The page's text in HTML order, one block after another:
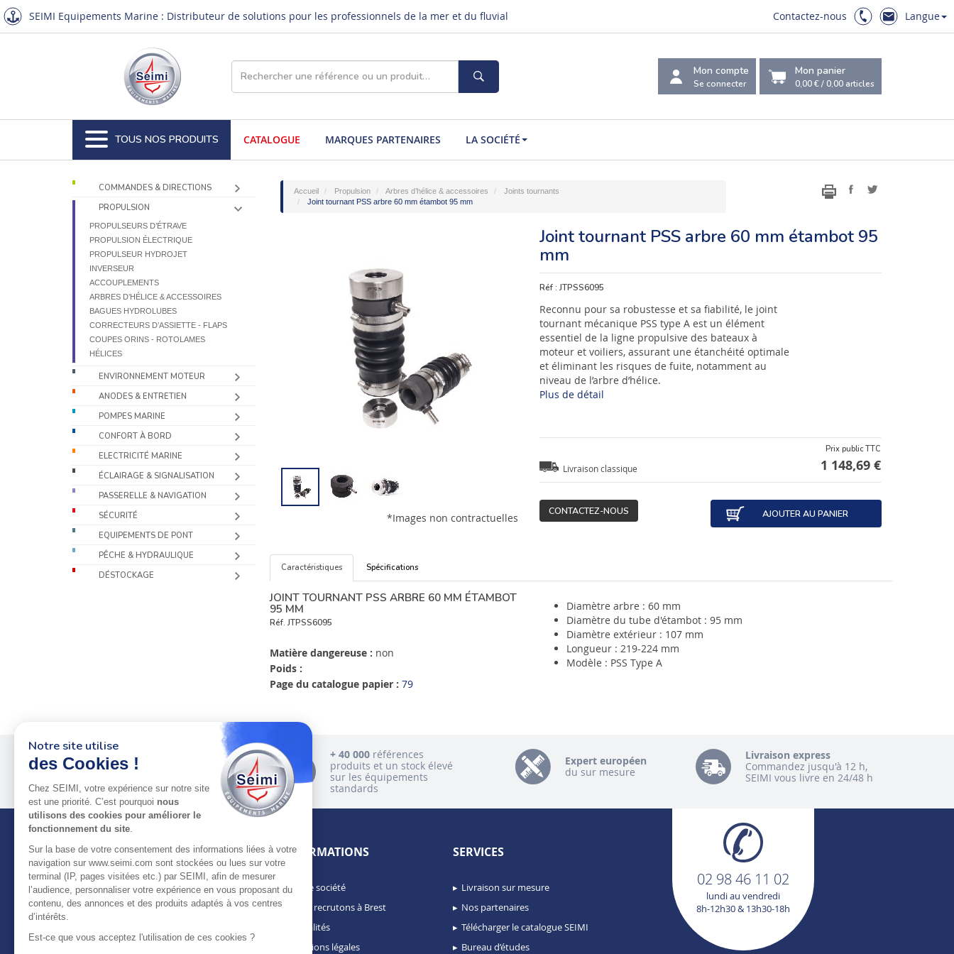
SEIMI Equipements Marine : Distributeur de solutions pour les professionnels de la mer et du fluvial Contactez-nous Langue
Mon compte
Se connecter
Mon panier
0,00 €/0,00 articles
TOUS NOS PRODUITS CATALOGUE MARQUES PARTENAIRES LA SOCIÉTÉ
COMMANDES & DIRECTIONS
PROPULSION
PROPULSEURS D’ÉTRAVE
PROPULSION ÉLECTRIQUE
PROPULSEUR HYDROJET
INVERSEUR
ACCOUPLEMENTS
ARBRES D’HÉLICE & ACCESSOIRES
BAGUES HYDROLUBES
CORRECTEURS D’ASSIETTE - FLAPS
COUPES ORINS - ROTOLAMES
HÉLICES
ENVIRONNEMENT MOTEUR
ANODES & ENTRETIEN
POMPES MARINE
CONFORT À BORD
ELECTRICITÉ MARINE
ÉCLAIRAGE & SIGNALISATION
PASSERELLE & NAVIGATION
SÉCURITÉ
EQUIPEMENTS DE PONT
PÊCHE & HYDRAULIQUE
DÉSTOCKAGE
Accueil Propulsion Arbres d’hélice & accessoires
Joints tournants
Joint tournant PSS arbre 60 mm étambot 95 mm
*Images non contractuelles
Joint tournant PSS arbre 60 mm étambot 95
mm
Réf :JTPSS6095
Reconnu pour sa robustesse et sa fiabilité, le joint
tournant mécanique PSS type A est un élément
essentiel de la ligne propulsive des bateaux à
moteur et voiliers, assurant une étanchéité optimale
et éliminant les risques de fuite, notamment au
niveau de l’arbre d’hélice.
Plus de détail
Livraison classique
Prix public TTC
1 148,69 €
CONTACTEZ-NOUS AJOUTER AU PANIER
Caractéristiques Spécifications
JOINT TOURNANT PSS ARBRE 60 MM ÉTAMBOT
95 MM
Réf. JTPSS6095
Matière dangereuse : non
Poids :
Page du catalogue papier : 79
Diamètre arbre : 60 mm
Diamètre du tube d'étambot : 95 mm
Diamètre extérieur : 107 mm
Longueur : 219-224 mm
Modèle : PSS Type A
Plus de 50 ans
au service
des pros
+ 40 000 références
produits et un stock élevé
sur les équipements
standards
Expert européen
du sur mesure
Livraison express
Commandez jusqu'à 12 h,
SEIMI vous livre en 24/48 h
À PROPOS DE SEIMI
Depuis plus de 50 ans, nous apportons des
chantiers de construction navale, de refit,
INFORMATIONS
Notre société
Nous recrutons à Brest
Actualités
Mentions légales
SERVICES
Livraison sur mesure
Nos partenaires
Télécharger le catalogue SEIMI
Bureau d’études
02 98 46 11 02
lundi au vendredi
8h-12h30 & 13h30-18h
Notre site utilise
des Cookies !
Chez SEIMI, votre expérience sur notre site
est une priorité. C’est pourquoi nous
utilisons des cookies pour améliorer le
fonctionnement du site.
Sur la base de votre consentement des informations liées à votre
navigation sur www.seimi.com sont stockées ou lues sur votre
terminal (IP, pages visitées etc.) par SEIMI, afin de mesurer
l’audience, personnaliser votre expérience en vous proposant du
contenu, des annonces et des produits adaptés à vos centres
d’intérêts.
Est-ce que vous acceptez l'utilisation de ces cookies ?